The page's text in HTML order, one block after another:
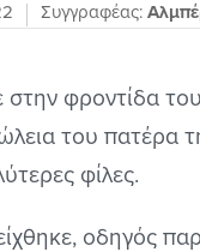
Συγγραφέας:
στην φροντίδα
του πατέρα
φίλες.
οδηγός